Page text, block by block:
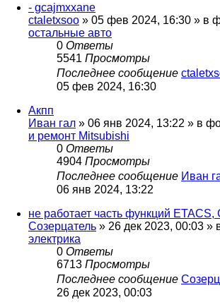
- gcajmxxane
ctaletxsoo » 05 фев 2024, 16:30 » в
остальные авто
0 Ответы
5541 Просмотры
Последнее сообщение
05 фев 2024, 16:30
Акпп
Иван гал » 06 янв 2024, 13:22 » в
и ремонт Mitsubishi
0 Ответы
4904 Просмотры
Последнее сообщение Иван
06 янв 2024, 13:22
не работает часть функций
Созерцатель » 26 дек 2023, 00:03 »
электрика
0 Ответы
6713 Просмотры
Последнее сообщение
26 дек 2023, 00:03